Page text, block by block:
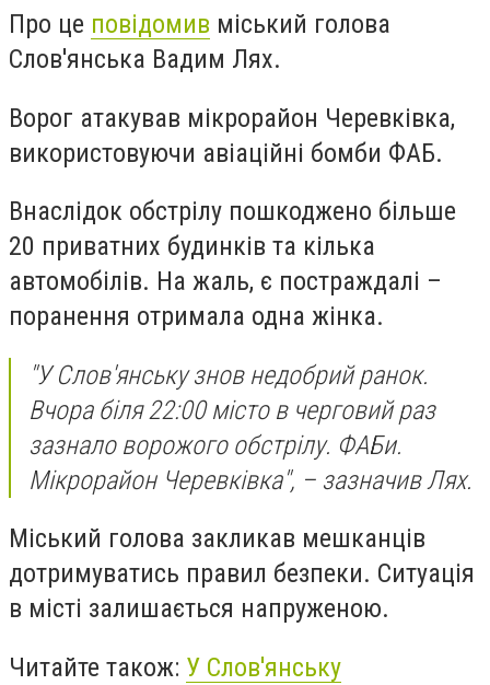
Про це повідомив міський голова
Слов'янська Вадим Лях.
Ворог атакував мікрорайон Черевківка,
використовуючи авіаційні бомби ФАБ.
Внаслідок обстрілу пошкоджено більше
20 приватних будинків та кілька
автомобілів. На жаль, є постраждалі –
поранення отримала одна жінка.
"У Слов'янську знов недобрий ранок.
Вчора біля 22:00 місто в черговий раз
зазнало ворожого обстрілу. ФАБи.
Мікрорайон Черевківка", – зазначив Лях.
Міський голова закликав мешканців
дотримуватись правил безпеки. Ситуація
в місті залишається напруженою.
Читайте також: У Слов'янську